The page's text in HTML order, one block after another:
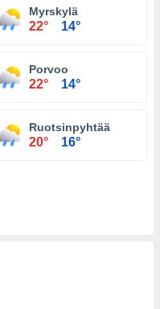
Myrskylä
22° 14°
Porvoo
22° 14°
Ruotsinpyhtää
20° 16°